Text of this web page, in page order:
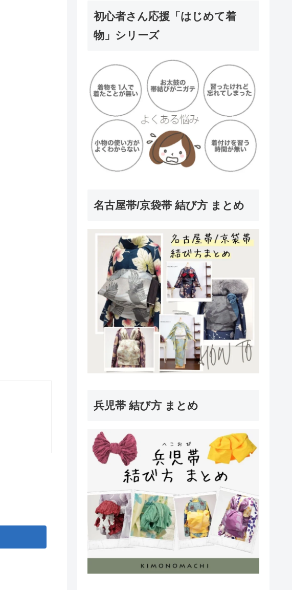
初心者さん応援「はじめて着
物」シリーズ
名古屋帯/京袋帯 結び方 まとめ
兵児帯 結び方 まとめ